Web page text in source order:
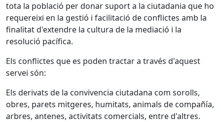
tota la població per donar suport a la ciutadania que ho
requereixi en la gestió i facilitació de conflictes amb la
finalitat d'extendre la cultura de la mediació i la
resolució pacífica.
Els conflictes que es poden tractar a través d'aquest
servei són:
Els derivats de la convivencia ciutadana com sorolls,
obres, parets mitgeres, humitats, animals de compañía,
arbres, antenes, activitats comercials, entre d'altres.